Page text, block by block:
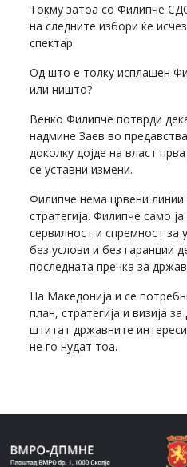
Токму затоа со Филипче
на следните избори ќе
спектар.
Од што е толку исплашен
или ништо?
Венко Филипче потврди
надмине Заев во
доколку дојде на власт
се уставни измени.
Филипче нема црвени
стратегија. Филипче само
сервилност и спремност за
без услови и без гаранции
последната пречка за
На Македонија и се
план, стратегија и визија
штитат државните
не го нудат тоа.